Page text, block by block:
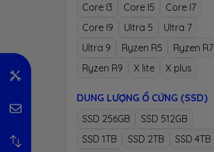
Core I3
Core I5
Core I7
Core I9
Ultra 5
Ultra 7
Ultra 9
Ryzen R5
Ryzen R7
Ryzen R9
X lite X plus
DUNG LƯỢNG Ổ CỨNG (SSD)
SSD 256GB
SSD 512GB
SSD 1TB
SSD 2TB
SSD 4TB